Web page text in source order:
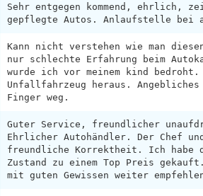
Sehr entgegen kommend, ehrlich,
gepflegte Autos. Anlaufstelle bei
Kann nicht verstehen wie man
nur schlechte Erfahrung beim
wurde ich vor meinem kind
Unfallfahrzeug heraus.
Finger weg.
Guter Service, freundlicher
Ehrlicher Autohändler. Der Chef
freundliche Korrektheit. Ich habe
Zustand zu einem Top Preis
mit guten Gewissen weiter